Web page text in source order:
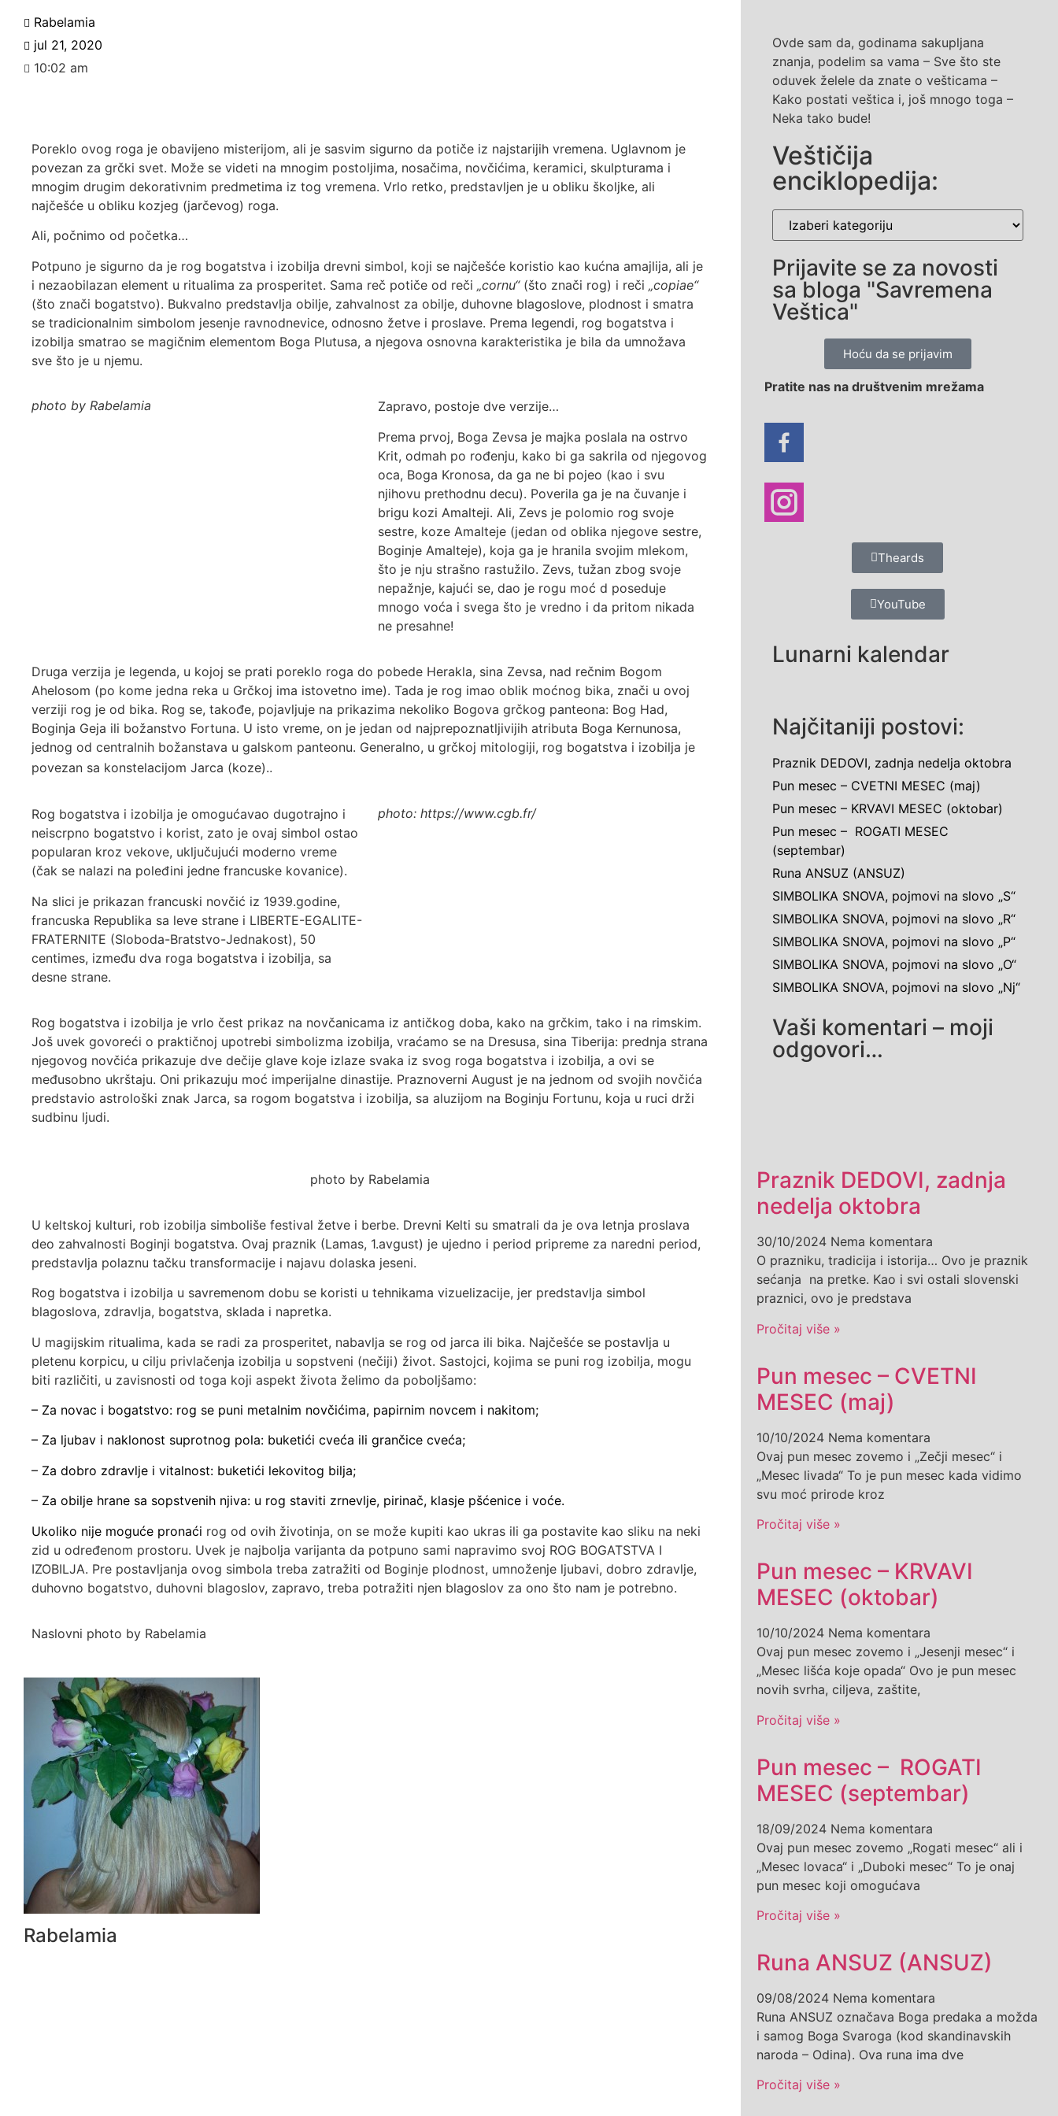
Rabelamia
jul 21, 2020
10:02 am
Poreklo ovog roga je obavijeno misterijom, ali je sasvim sigurno da potiče iz najstarijih vremena. Uglavnom je
povezan za grčki svet. Može se videti na mnogim postoljima, nosačima, novčićima, keramici, skulpturama i
mnogim drugim dekorativnim predmetima iz tog vremena. Vrlo retko, predstavljen je u obliku školjke, ali
najčešće u obliku kozjeg (jarčevog) roga.
Ali, počnimo od početka…
Potpuno je sigurno da je rog bogatstva i izobilja drevni simbol, koji se najčešće koristio kao kućna amajlija, ali je
i nezaobilazan element u ritualima za prosperitet. Sama reč potiče od reči „cornu“(što znači rog) i reči „copiae“
(što znači bogatstvo). Bukvalno predstavlja obilje, zahvalnost za obilje, duhovne blagoslove, plodnost i smatra
se tradicionalnim simbolom jesenje ravnodnevice, odnosno žetve i proslave. Prema legendi, rog bogatstva i
izobilja smatrao se magičnim elementom Boga Plutusa, a njegova osnovna karakteristika je bila da umnožava
sve što je u njemu.
photo by Rabelamia
Zapravo, postoje dve verzije…
Prema prvoj, Boga Zevsa je majka poslala na ostrvo
Krit, odmah po rođenju, kako bi ga sakrila od njegovog
oca, Boga Kronosa, da ga ne bi pojeo (kao i svu
njihovu prethodnu decu). Poverila ga je na čuvanje i
brigu kozi Amalteji. Ali, Zevs je polomio rog svoje
sestre, koze Amalteje (jedan od oblika njegove sestre,
Boginje Amalteje), koja ga je hranila svojim mlekom,
što je nju strašno rastužilo. Zevs, tužan zbog svoje
nepažnje, kajući se, dao je rogu moć d poseduje
mnogo voća i svega što je vredno i da pritom nikada
ne presahne!
Druga verzija je legenda, u kojoj se prati poreklo roga do pobede Herakla, sina Zevsa, nad rečnim Bogom
Ahelosom (po kome jedna reka u Grčkoj ima istovetno ime). Tada je rog imao oblik moćnog bika, znači u ovoj
verziji rog je od bika. Rog se, takođe, pojavljuje na prikazima nekoliko Bogova grčkog panteona: Bog Had,
Boginja Geja ili božanstvo Fortuna. U isto vreme, on je jedan od najprepoznatljivijih atributa Boga Kernunosa,
jednog od centralnih božanstava u galskom panteonu. Generalno, u grčkoj mitologiji, rog bogatstva i izobilja je
povezan sa konstelacijom Jarca (koze)..
Rog bogatstva i izobilja je omogućavao dugotrajno i
neiscrpno bogatstvo i korist, zato je ovaj simbol ostao
popularan kroz vekove, uključujući moderno vreme
(čak se nalazi na poleđini jedne francuske kovanice).
Na slici je prikazan francuski novčić iz 1939.godine,
francuska Republika sa leve strane i LIBERTE-EGALITE-
FRATERNITE (Sloboda-Bratstvo-Jednakost), 50
centimes, između dva roga bogatstva i izobilja, sa
desne strane.
photo: https://www.cgb.fr/
Rog bogatstva i izobilja je vrlo čest prikaz na novčanicama iz antičkog doba, kako na grčkim, tako i na rimskim.
Još uvek govoreći o praktičnoj upotrebi simbolizma izobilja, vraćamo se na Dresusa, sina Tiberija: prednja strana
njegovog novčića prikazuje dve dečije glave koje izlaze svaka iz svog roga bogatstva i izobilja, a ovi se
međusobno ukrštaju. Oni prikazuju moć imperijalne dinastije. Praznoverni August je na jednom od svojih novčića
predstavio astrološki znak Jarca, sa rogom bogatstva i izobilja, sa aluzijom na Boginju Fortunu, koja u ruci drži
sudbinu ljudi.
photo by Rabelamia
U keltskoj kulturi, rob izobilja simboliše festival žetve i berbe. Drevni Kelti su smatrali da je ova letnja proslava
deo zahvalnosti Boginji bogatstva. Ovaj praznik (Lamas, 1.avgust) je ujedno i period pripreme za naredni period,
predstavlja polaznu tačku transformacije i najavu dolaska jeseni.
Rog bogatstva i izobilja u savremenom dobu se koristi u tehnikama vizuelizacije, jer predstavlja simbol
blagoslova, zdravlja, bogatstva, sklada i napretka.
U magijskim ritualima, kada se radi za prosperitet, nabavlja se rog od jarca ili bika. Najčešće se postavlja u
pletenu korpicu, u cilju privlačenja izobilja u sopstveni (nečiji) život. Sastojci, kojima se puni rog izobilja, mogu
biti različiti, u zavisnosti od toga koji aspekt života želimo da poboljšamo:
– Za novac i bogatstvo: rog se puni metalnim novčićima, papirnim novcem i nakitom;
– Za ljubav i naklonost suprotnog pola: buketići cveća ili grančice cveća;
– Za dobro zdravlje i vitalnost: buketići lekovitog bilja;
– Za obilje hrane sa sopstvenih njiva: u rog staviti zrnevlje, pirinač, klasje pšćenice i voće.
Ukoliko nije moguće pronaći rog od ovih životinja, on se može kupiti kao ukras ili ga postavite kao sliku na neki
zid u određenom prostoru. Uvek je najbolja varijanta da potpuno sami napravimo svoj ROG BOGATSTVA I
IZOBILJA. Pre postavljanja ovog simbola treba zatražiti od Boginje plodnost, umnoženje ljubavi, dobro zdravlje,
duhovno bogatstvo, duhovni blagoslov, zapravo, treba potražiti njen blagoslov za ono što nam je potrebno.
Naslovni photo by Rabelamia
Rabelamia
Ovde sam da, godinama sakupljana
znanja, podelim sa vama – Sve što ste
oduvek želele da znate o vešticama –
Kako postati veštica i, još mnogo toga –
Neka tako bude!
Veštičija
enciklopedija:
Prijavite se za novosti
sa bloga "Savremena
Veštica"
Hoću da se prijavim
Pratite nas na društvenim mrežama
Theards
YouTube
Lunarni kalendar
Najčitaniji postovi:
Praznik DEDOVI, zadnja nedelja oktobra
Pun mesec – CVETNI MESEC (maj)
Pun mesec – KRVAVI MESEC (oktobar)
Pun mesec – ROGATI MESEC
(septembar)
Runa ANSUZ (ANSUZ)
SIMBOLIKA SNOVA, pojmovi na slovo „S“
SIMBOLIKA SNOVA, pojmovi na slovo „R“
SIMBOLIKA SNOVA, pojmovi na slovo „P“
SIMBOLIKA SNOVA, pojmovi na slovo „O“
SIMBOLIKA SNOVA, pojmovi na slovo „Nj“
Vaši komentari – moji
odgovori…
Praznik DEDOVI, zadnja
nedelja oktobra
30/10/2024 Nema komentara
O prazniku, tradicija i istorija… Ovo je praznik
sećanja na pretke. Kao i svi ostali slovenski
praznici, ovo je predstava
Pročitaj više »
Pun mesec – CVETNI
MESEC (maj)
10/10/2024 Nema komentara
Ovaj pun mesec zovemo i „Zečji mesec“ i
„Mesec livada“ To je pun mesec kada vidimo
svu moć prirode kroz
Pročitaj više »
Pun mesec – KRVAVI
MESEC (oktobar)
10/10/2024 Nema komentara
Ovaj pun mesec zovemo i „Jesenji mesec“ i
„Mesec lišća koje opada“ Ovo je pun mesec
novih svrha, ciljeva, zaštite,
Pročitaj više »
Pun mesec – ROGATI
MESEC (septembar)
18/09/2024 Nema komentara
Ovaj pun mesec zovemo „Rogati mesec“ ali i
„Mesec lovaca“ i „Duboki mesec“ To je onaj
pun mesec koji omogućava
Pročitaj više »
Runa ANSUZ (ANSUZ)
09/08/2024 Nema komentara
Runa ANSUZ označava Boga predaka a možda
i samog Boga Svaroga (kod skandinavskih
naroda – Odina). Ova runa ima dve
Pročitaj više »